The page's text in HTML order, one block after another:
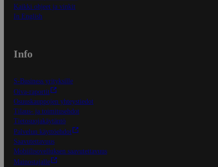
Kaikki ohjeet ja vinkit
In English
Info
S-Business yrityksille
Oiva-raportit
Osuuskauppojen yhteystiedot
Tilaus- ja toimitusehdot
Tietosuojakäytäntö
Palvelun käyttöehdot
Saavutettavuus
Mobiilisovelluksen saavutettavuus
Mainostajalle